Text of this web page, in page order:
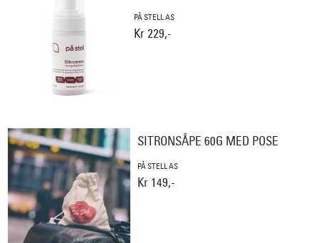
PÅ STELL AS
Kr 229,-
SITRONSÅPE 60G MED POSE
PÅ STELL AS
Kr 149,-